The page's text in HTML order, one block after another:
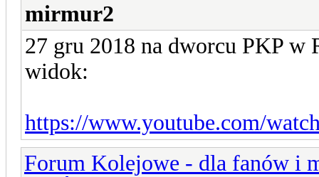
mirmur2
27 gru 2018 na dworcu PKP w
widok:
https://www.youtube.com/
Forum Kolejowe - dla fanów i